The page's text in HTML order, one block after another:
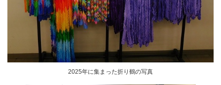
2025年に集まった折り鶴の写真